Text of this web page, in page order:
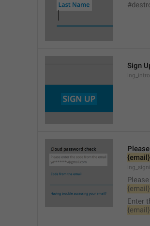
Sign
{email}
{email}
Enter
{email}